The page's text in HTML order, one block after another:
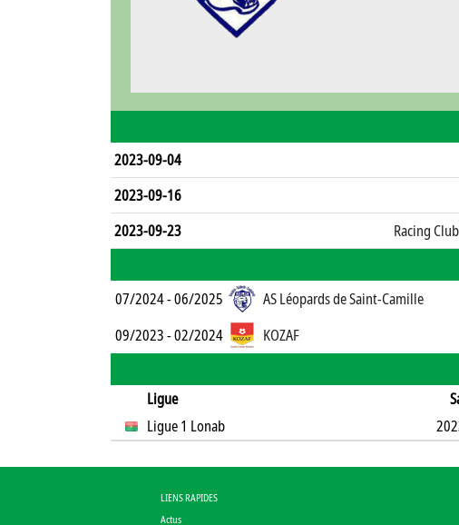
2023-09-04
2023-09-16
2023-09-23
Racing
07/2024 - 06/2025
AS Léopards de Saint-Camille
09/2023 - 02/2024
KOZAF
Ligue
Ligue 1 Lonab
LIENS RAPIDES
Actus